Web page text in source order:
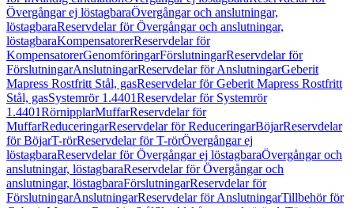
Övergångar ej löstagbaraÖvergångar och anslutningar,
löstagbaraReservdelar för Övergångar och anslutningar,
löstagbaraKompensatorerReservdelar för
KompensatorerGenomföringarFörslutningarReservdelar för
FörslutningarAnslutningarReservdelar för AnslutningarGeberit
Mapress Rostfritt Stål, gasReservdelar för Geberit Mapress Rostfritt
Stål, gasSystemrör 1.4401Reservdelar för Systemrör
1.4401RörnipplarMuffarReservdelar för
MuffarReduceringarReservdelar för ReduceringarBöjarReservdelar
för BöjarT-rörReservdelar för T-rörÖvergångar ej
löstagbaraReservdelar för Övergångar ej löstagbaraÖvergångar och
anslutningar, löstagbaraReservdelar för Övergångar och
anslutningar, löstagbaraFörslutningarReservdelar för
FörslutningarAnslutningarReservdelar för AnslutningarTillbehör för